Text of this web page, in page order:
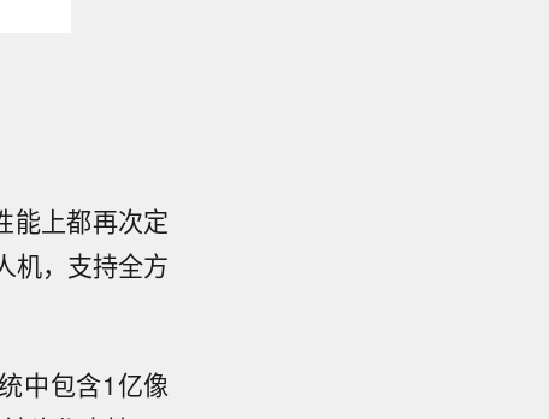
能上都再次定
机，支持全方
中包含1亿像